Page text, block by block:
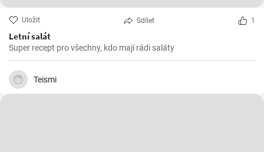
Uložit Sdílet 1
Letní salát
Super recept pro všechny, kdo mají rádi saláty
Teismi